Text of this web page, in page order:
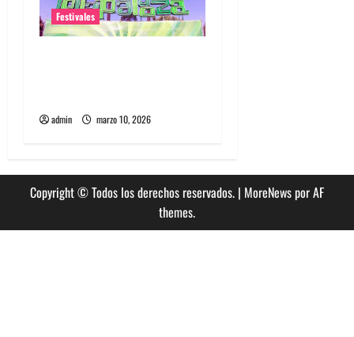
Festivales
admin marzo 10, 2026
Copyright © Todos los derechos reservados. | MoreNewspor AF
themes.